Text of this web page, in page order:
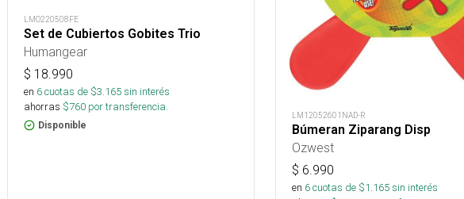
LMO220508FE
Set de Cubiertos Gobites Trio
Humangear
$ 18.990
en 6cuotas de $3.165sin interés
ahorras $760 por transferencia.
Disponible
LM12052601NAD-R
Búmeran Ziparang Disp
Ozwest
$ 6.990
en 6cuotas de $1.165sin interés